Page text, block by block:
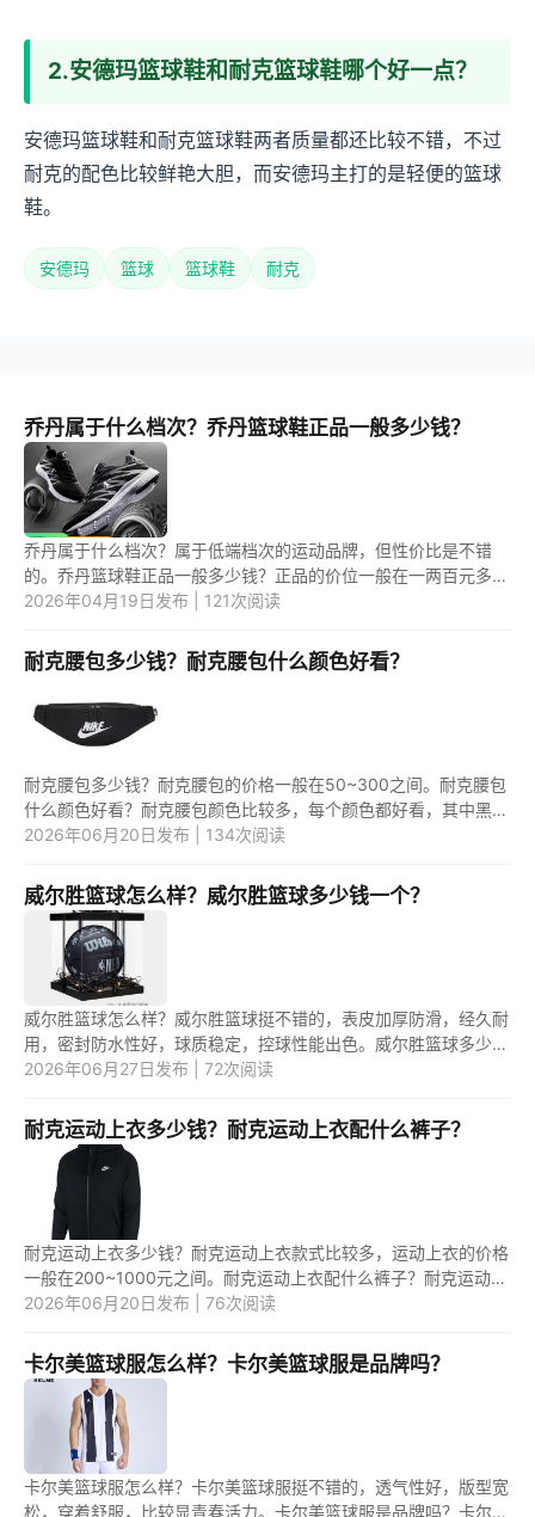
2.安德玛篮球鞋和耐克篮球鞋哪个好一点？
安德玛篮球鞋和耐克篮球鞋两者质量都还比较不错，不过
耐克的配色比较鲜艳大胆，而安德玛主打的是轻便的篮球
鞋。
安德玛 篮球 篮球鞋 耐克
乔丹属于什么档次？乔丹篮球鞋正品一般多少钱？
乔丹属于什么档次？属于低端档次的运动品牌，但性价比是不错
的。乔丹篮球鞋正品一般多少钱？正品的价位一般在一两百元多，
是可以接受的。 1.乔丹属于什么档次？ 乔丹品牌，在国内，属于
2026年04月19日发布 | 121次阅读
耐克腰包多少钱？耐克腰包什么颜色好看？
耐克腰包多少钱？耐克腰包的价格一般在50~300之间。耐克腰包
什么颜色好看？耐克腰包颜色比较多，每个颜色都好看，其中黑色
可能比较百搭，销量比较好。 1.耐克腰包多少钱？ 耐克腰包的款
2026年06月20日发布 | 134次阅读
威尔胜篮球怎么样？威尔胜篮球多少钱一个？
威尔胜篮球怎么样？威尔胜篮球挺不错的，表皮加厚防滑，经久耐
用，密封防水性好，球质稳定，控球性能出色。威尔胜篮球多少钱
一个？威尔胜篮球的价格一般在100~500元之间。 1.威尔胜篮球
2026年06月27日发布 | 72次阅读
耐克运动上衣多少钱？耐克运动上衣配什么裤子？
耐克运动上衣多少钱？耐克运动上衣款式比较多，运动上衣的价格
一般在200~1000元之间。耐克运动上衣配什么裤子？耐克运动上
衣一般配休闲裤或运动裤都可以。 1.耐克运动上衣多少钱？ 耐克
2026年06月20日发布 | 76次阅读
卡尔美篮球服怎么样？卡尔美篮球服是品牌吗？
卡尔美篮球服怎么样？卡尔美篮球服挺不错的，透气性好，版型宽
松，穿着舒服，比较显青春活力。卡尔美篮球服是品牌吗？卡尔美